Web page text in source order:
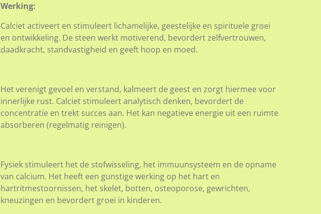
Werking:
Calciet activeert en stimuleert lichamelijke, geestelijke en spirituele groei
en ontwikkeling. De steen werkt motiverend, bevordert zelfvertrouwen,
daadkracht, standvastigheid en geeft hoop en moed.
Het verenigt gevoel en verstand, kalmeert de geest en zorgt hiermee voor
innerlijke rust. Calciet stimuleert analytisch denken, bevordert de
concentratie en trekt succes aan. Het kan negatieve energie uit een ruimte
absorberen (regelmatig reinigen).
Fysiek stimuleert het de stofwisseling, het immuunsysteem en de opname
van calcium. Het heeft een gunstige werking op het hart en
hartritmestoornissen, het skelet, botten, osteoporose, gewrichten,
kneuzingen en bevordert groei in kinderen.